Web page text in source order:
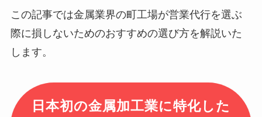
この記事では金属業界の町工場が営業代行を選ぶ
際に損しないためのおすすめの選び方を解説いた
します。
日本初の金属加工業に特化した